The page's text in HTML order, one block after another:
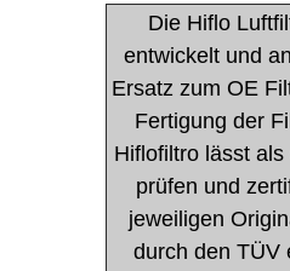
Die Hiflo
entwickelt und
Ersatz zum OE
Fertigung der
Hiflofiltro lässt
prüfen und
jeweiligen
durch den TÜV